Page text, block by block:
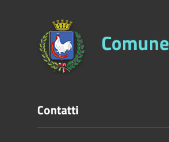
Contatti